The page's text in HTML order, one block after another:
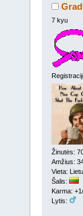
7 kyu
Žinutės:
Amžius:
Vieta:
Šalis:
Karma:
Lytis: